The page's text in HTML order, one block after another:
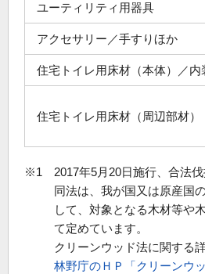
ユーティリティ用器具
アクセサリー／手すりほか
住宅トイレ用床材（本体）／内
住宅トイレ用床材（周辺部材）
※1 2017年5月20日施行、合法伐
同法は、我が国又は原産国
して、対象となる木材等や
て定めています。
クリーンウッド法に関する
林野庁のＨＰ「クリーンウ